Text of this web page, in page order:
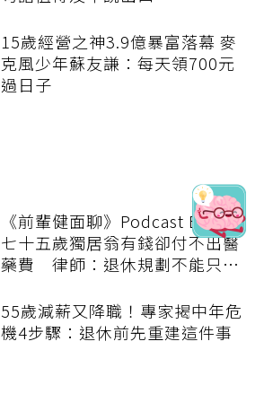
15歲經營之神3.9億暴富落幕 麥
克風少年蘇友謙：每天領700元
過日子
《前輩健面聊》Podcast Ep18.
七十五歲獨居翁有錢卻付不出醫
藥費 律師：退休規劃不能只有
55歲減薪又降職！專家揭中年危
機4步驟：退休前先重建這件事